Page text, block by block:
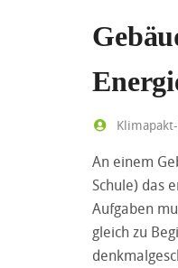
An einem
Schule) das
Aufgaben
gleich zu